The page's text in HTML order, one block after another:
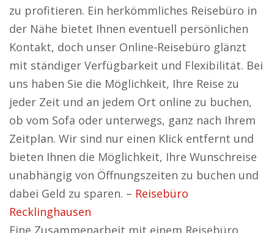
zu profitieren. Ein herkömmliches Reisebüro in
der Nähe bietet Ihnen eventuell persönlichen
Kontakt, doch unser Online-Reisebüro glänzt
mit ständiger Verfügbarkeit und Flexibilität. Bei
uns haben Sie die Möglichkeit, Ihre Reise zu
jeder Zeit und an jedem Ort online zu buchen,
ob vom Sofa oder unterwegs, ganz nach Ihrem
Zeitplan. Wir sind nur einen Klick entfernt und
bieten Ihnen die Möglichkeit, Ihre Wunschreise
unabhängig von Öffnungszeiten zu buchen und
dabei Geld zu sparen. – Reisebüro
Recklinghausen
Eine Zusammenarbeit mit einem Reisebüro